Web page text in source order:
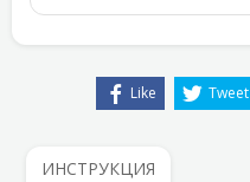
Like Tweet
ИНСТРУКЦИЯ